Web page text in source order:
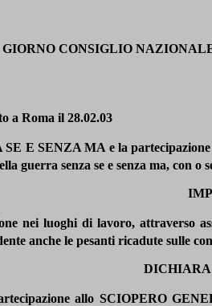
CONSIGLIO
a Roma il 28.02.03
E SENZA MA e la
guerra senza se e senza ma, con o
nei luoghi di lavoro, attraverso
anche le pesanti ricadute sulle
DICHIARA
allo SCIOPERO